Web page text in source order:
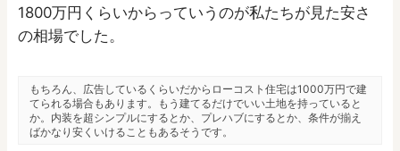
1800万円くらいからっていうのが私たちが見た安さ
の相場でした。
もちろん、広告しているくらいだからローコスト住宅は1000万円で建
てられる場合もあります。もう建てるだけでいい土地を持っていると
か。内装を超シンプルにするとか、プレハブにするとか、条件が揃え
ばかなり安くいけることもあるそうです。